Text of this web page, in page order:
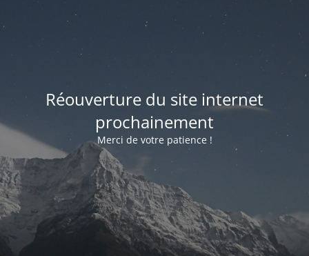
Réouverture du site internet
prochainement
Merci de votre patience !